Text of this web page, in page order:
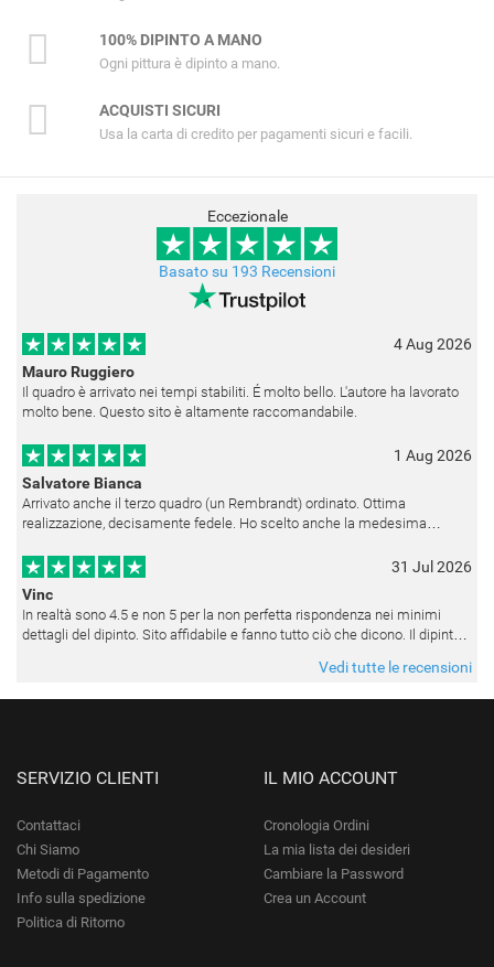
100% DIPINTO A MANO
Ogni pittura è dipinto a mano.
ACQUISTI SICURI
Usa la carta di credito per pagamenti sicuri e facili.
Eccezionale
Basato su 193 Recensioni
4 Aug 2026
Mauro Ruggiero
Il quadro è arrivato nei tempi stabiliti. É molto bello. L'autore ha lavorato
molto bene. Questo sito è altamente raccomandabile.
1 Aug 2026
Salvatore Bianca
Arrivato anche il terzo quadro (un Rembrandt) ordinato. Ottima
realizzazione, decisamente fedele. Ho scelto anche la medesima
appesi
31 Jul 2026
Vinc
In realtà sono 4.5 e non 5 per la non perfetta rispondenza nei minimi
dettagli del dipinto. Sito affidabile e fanno tutto ciò che dicono. Il dipinto,
Vedi tutte le recensioni
SERVIZIO CLIENTI
Contattaci
Chi Siamo
Metodi di Pagamento
Info sulla spedizione
Politica di Ritorno
IL MIO ACCOUNT
Cronologia Ordini
La mia lista dei desideri
Cambiare la Password
Crea un Account